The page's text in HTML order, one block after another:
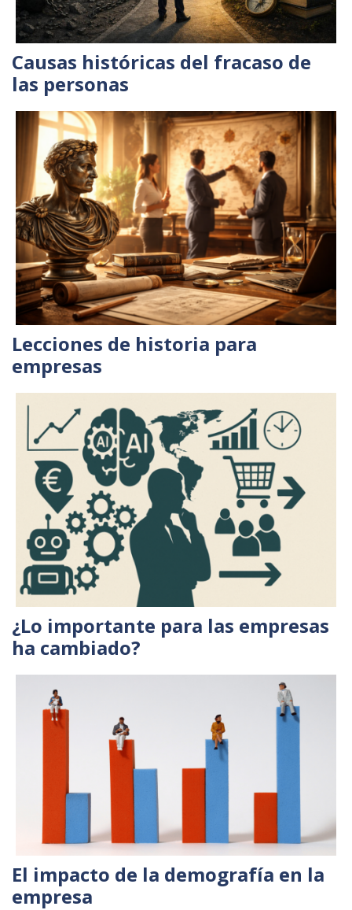
Causas históricas del fracaso de
las personas
Lecciones de historia para
empresas
¿Lo importante para las empresas
ha cambiado?
El impacto de la demografía en la
empresa